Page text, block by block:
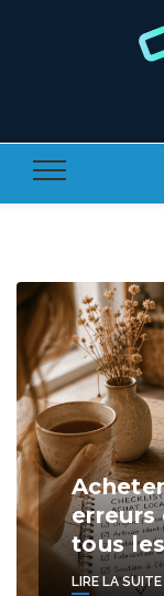
erreurs
tous
LIRE LA SUITE